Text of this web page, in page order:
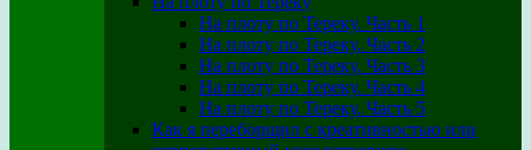
На плоту по Тереку. Часть 1
На плоту по Тереку. Часть 2
На плоту по Тереку. Часть 3
На плоту по Тереку. Часть 4
На плоту по Тереку. Часть 5
Как я переборщил с креативностью или